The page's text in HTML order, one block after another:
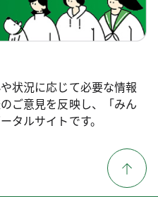
状況に応じて必要な情報
ご意見を反映し、「みん
タルサイトです。